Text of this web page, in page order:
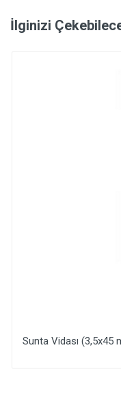
İlginizi
Sunta Vidası (3,5x45